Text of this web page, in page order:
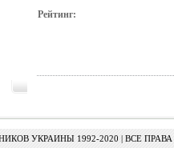
Рейтинг:
УКРАИНЫ 1992-2020 | ВСЕ